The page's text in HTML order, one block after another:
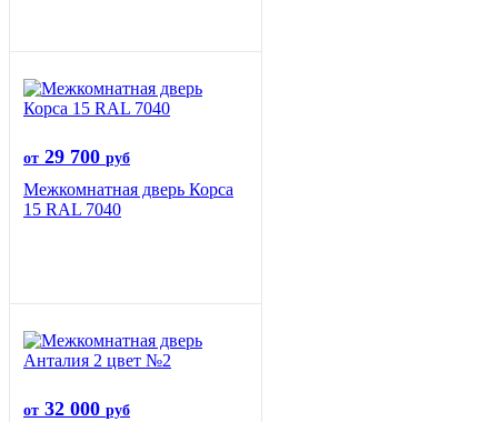
от 29 700 руб
Межкомнатная дверь Корса
15 RAL 7040
от 32 000 руб